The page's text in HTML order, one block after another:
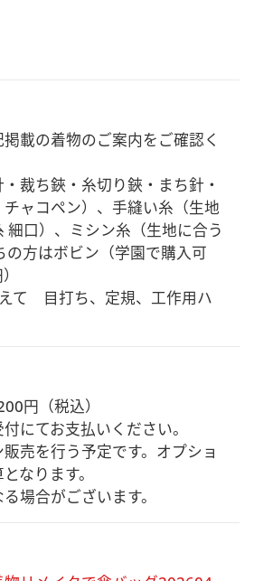
載の着物のご案内をご確認く
裁ち鋏・糸切り鋏・まち針・
ャコペン）、手縫い糸（生地
細口）、ミシン糸（生地に合う
の方はボビン（学園で購入可
て　目打ち、定規、工作用ハ
円（税込）
にてお支払いください。
売を行う予定です。オプショ
なります。
場合がございます。